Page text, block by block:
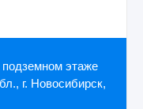
подземном этаже
г. Новосибирск,